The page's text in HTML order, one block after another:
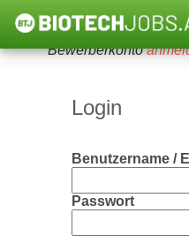
Um diese Funktion
Bewerberkonto
Login
Benutzername /
Passwort